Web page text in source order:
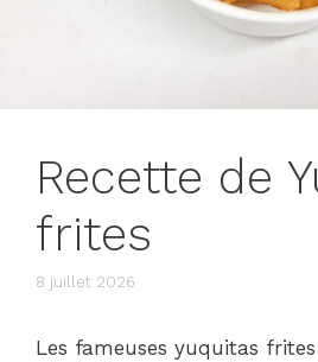
Recette de
frites
8 juillet 2026
Les fameuses yuquitas